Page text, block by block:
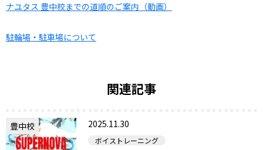
ナユタス 豊中校までの道順のご案内（動画）
駐輪場・駐車場について
関連記事
豊中校 2025.11.30
ボイストレーニング